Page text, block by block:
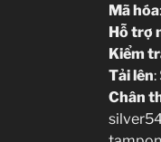
Mã hóa
Hỗ trợ
Kiểm
Tải lên:
Chân